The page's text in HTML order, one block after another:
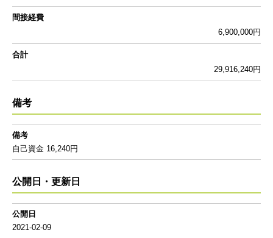
間接経費
6,900,000円
合計
29,916,240円
備考
備考
自己資金 16,240円
公開日・更新日
公開日
2021-02-09